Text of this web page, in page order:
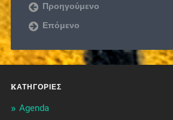
Προηγούμενο
Επόμενο
KΑΤΗΓΟΡΊΕΣ
Agenda